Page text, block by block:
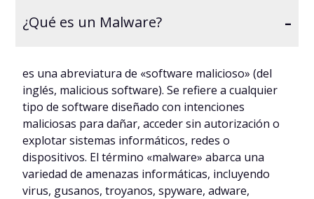
¿Qué es un Malware? -
es una abreviatura de «software malicioso» (del
inglés, malicious software). Se refiere a cualquier
tipo de software diseñado con intenciones
maliciosas para dañar, acceder sin autorización o
explotar sistemas informáticos, redes o
dispositivos. El término «malware» abarca una
variedad de amenazas informáticas, incluyendo
virus, gusanos, troyanos, spyware, adware,